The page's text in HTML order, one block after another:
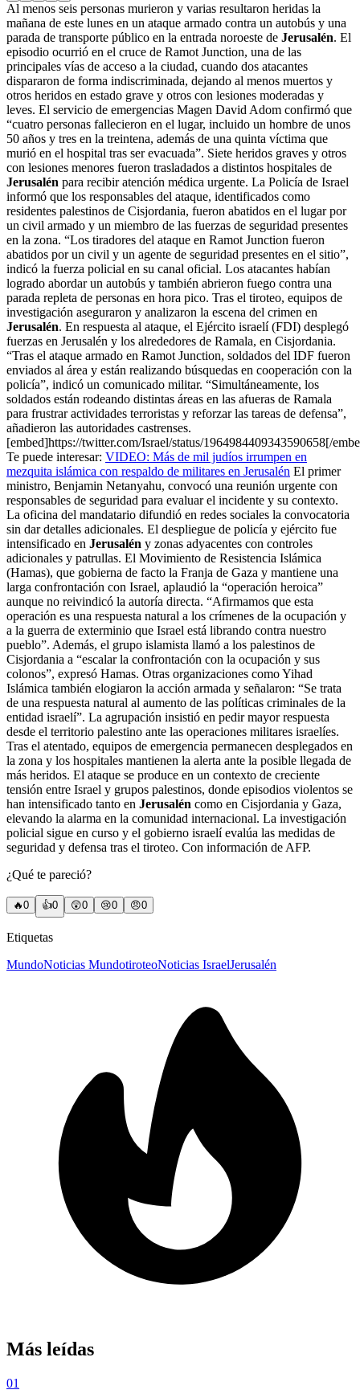
Al menos seis personas murieron y varias resultaron heridas la
mañana de este lunes en un ataque armado contra un autobús y una
parada de transporte público en la entrada noroeste de Jerusalén. El
episodio ocurrió en el cruce de Ramot Junction, una de las
principales vías de acceso a la ciudad, cuando dos atacantes
dispararon de forma indiscriminada, dejando al menos muertos y
otros heridos en estado grave y otros con lesiones moderadas y
leves. El servicio de emergencias Magen David Adom confirmó que
“cuatro personas fallecieron en el lugar, incluido un hombre de unos
50 años y tres en la treintena, además de una quinta víctima que
murió en el hospital tras ser evacuada”. Siete heridos graves y otros
con lesiones menores fueron trasladados a distintos hospitales de
Jerusalén para recibir atención médica urgente. La Policía de Israel
informó que los responsables del ataque, identificados como
residentes palestinos de Cisjordania, fueron abatidos en el lugar por
un civil armado y un miembro de las fuerzas de seguridad presentes
en la zona. “Los tiradores del ataque en Ramot Junction fueron
abatidos por un civil y un agente de seguridad presentes en el sitio”,
indicó la fuerza policial en su canal oficial. Los atacantes habían
logrado abordar un autobús y también abrieron fuego contra una
parada repleta de personas en hora pico. Tras el tiroteo, equipos de
investigación aseguraron y analizaron la escena del crimen en
Jerusalén. En respuesta al ataque, el Ejército israelí (FDI) desplegó
fuerzas en Jerusalén y los alrededores de Ramala, en Cisjordania.
“Tras el ataque armado en Ramot Junction, soldados del IDF fueron
enviados al área y están realizando búsquedas en cooperación con la
policía”, indicó un comunicado militar. “Simultáneamente, los
soldados están rodeando distintas áreas en las afueras de Ramala
para frustrar actividades terroristas y reforzar las tareas de defensa”,
añadieron las autoridades castrenses.
[embed]https://twitter.com/Israel/status/1964984409343590658[/
Te puede interesar: VIDEO: Más de mil judíos irrumpen en
mezquita islámica con respaldo de militares en Jerusalén El primer
ministro, Benjamin Netanyahu, convocó una reunión urgente con
responsables de seguridad para evaluar el incidente y su contexto.
La oficina del mandatario difundió en redes sociales la convocatoria
sin dar detalles adicionales. El despliegue de policía y ejército fue
intensificado en Jerusalén y zonas adyacentes con controles
adicionales y patrullas. El Movimiento de Resistencia Islámica
(Hamas), que gobierna de facto la Franja de Gaza y mantiene una
larga confrontación con Israel, aplaudió la “operación heroica”
aunque no reivindicó la autoría directa. “Afirmamos que esta
operación es una respuesta natural a los crímenes de la ocupación y
a la guerra de exterminio que Israel está librando contra nuestro
pueblo”. Además, el grupo islamista llamó a los palestinos de
Cisjordania a “escalar la confrontación con la ocupación y sus
colonos”, expresó Hamas. Otras organizaciones como Yihad
Islámica también elogiaron la acción armada y señalaron: “Se trata
de una respuesta natural al aumento de las políticas criminales de la
entidad israelí”. La agrupación insistió en pedir mayor respuesta
desde el territorio palestino ante las operaciones militares israelíes.
Tras el atentado, equipos de emergencia permanecen desplegados en
la zona y los hospitales mantienen la alerta ante la posible llegada de
más heridos. El ataque se produce en un contexto de creciente
tensión entre Israel y grupos palestinos, donde episodios violentos se
han intensificado tanto en Jerusalén como en Cisjordania y Gaza,
elevando la alarma en la comunidad internacional. La investigación
policial sigue en curso y el gobierno israelí evalúa las medidas de
seguridad y defensa tras el tiroteo. Con información de AFP.
¿Qué te pareció?
🔥0 👍0 😲0 😢0 😠0
Etiquetas
MundoNoticias MundotiroteoNoticias IsraelJerusalén
Más leídas
01